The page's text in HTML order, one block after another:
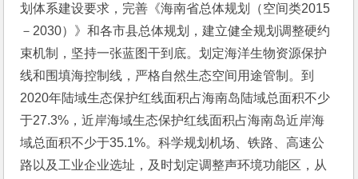
划体系建设要求，完善《海南省总体规划（空间类2015
－2030）》和各市县总体规划，建立健全规划调整硬约
束机制，坚持一张蓝图干到底。划定海洋生物资源保护
线和围填海控制线，严格自然生态空间用途管制。到
2020年陆域生态保护红线面积占海南岛陆域总面积不少
于27.3%，近岸海域生态保护红线面积占海南岛近岸海
域总面积不少于35.1%。科学规划机场、铁路、高速公
路以及工业企业选址，及时划定调整声环境功能区，从